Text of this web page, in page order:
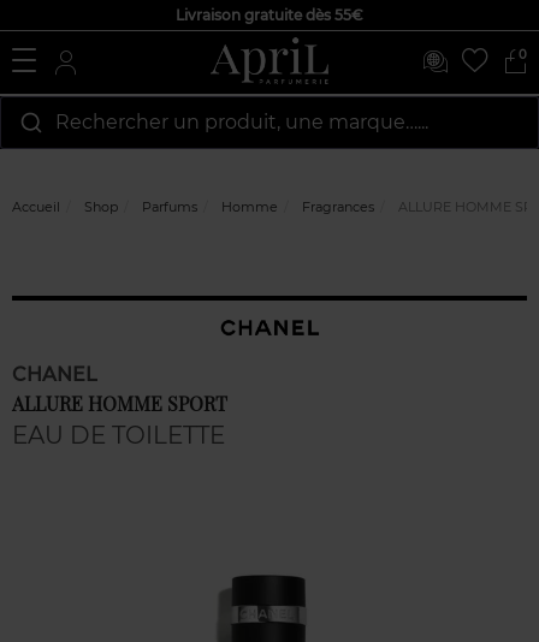
Livraison gratuite dès 55€
0
Rechercher un produit, une marque…...
Accueil Shop Parfums Homme Fragrances ALLURE HOMME
CHANEL
ALLURE HOMME SPORT
EAU DE TOILETTE